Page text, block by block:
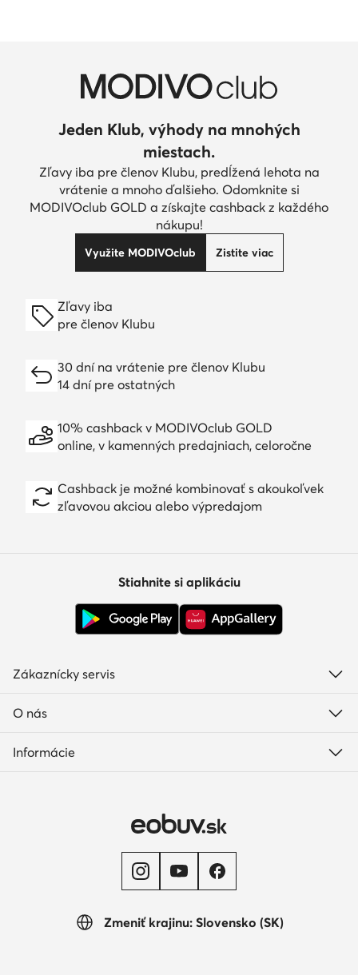
Jeden Klub, výhody na mnohých
miestach.
Zľavy iba pre členov Klubu, predĺžená lehota na
vrátenie a mnoho ďalšieho. Odomknite si
MODIVOclub GOLD a získajte cashback z každého
nákupu!
Využite MODIVOclub Zistite viac
Zľavy iba
pre členov Klubu
30 dní na vrátenie pre členov Klubu
14 dní pre ostatných
10% cashback v MODIVOclub GOLD
online, v kamenných predajniach, celoročne
Cashback je možné kombinovať s akoukoľvek
zľavovou akciou alebo výpredajom
Zmeniť krajinu: Slovensko (SK)
Stiahnite si aplikáciu
Zákaznícky servis
O nás
Informácie